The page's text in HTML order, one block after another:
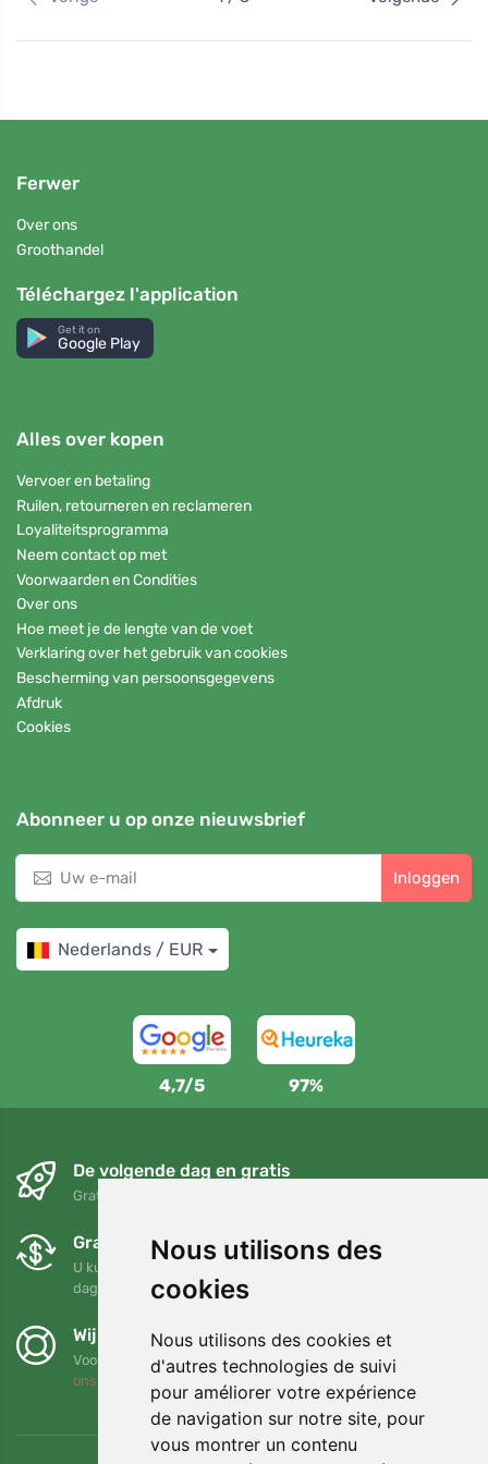
Nous utilisons des
cookies
Nous utilisons des cookies et
d'autres technologies de suivi
pour améliorer votre expérience
de navigation sur notre site, pour
vous montrer un contenu
Ferwer
Over ons
Groothandel
Téléchargez l'application
Get it on
Google Play
Alles over kopen
Vervoer en betaling
Ruilen, retourneren en reclameren
Loyaliteitsprogramma
Neem contact op met
Voorwaarden en Condities
Over ons
Hoe meet je de lengte van de voet
Verklaring over het gebruik van cookies
Bescherming van persoonsgegevens
Afdruk
Cookies
Abonneer u op onze nieuwsbrief
Inloggen
Nederlands / EUR
4,7/5 97%
De volgende dag en gratis
Gratis verzending voor bestellingen boven 95 EUR
Gratis ruilen en retourneren
U kunt uw bestelling op elk gewenst moment binnen 90
dagen retourneren of ruilen
Wij steunen Trees.org
Voor elke bestelling planten we een boom! Lees meer
ons